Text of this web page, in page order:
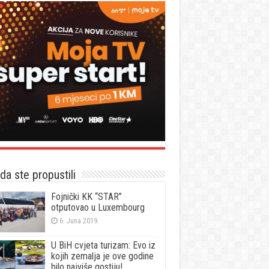
ste propustili
Fojnički KK “STAR”
otputovao u Luxembourg
6. Juna 2019.
U BiH cvjeta turizam: Evo iz
kojih zemalja je ove godine
bilo najviše gostiju!